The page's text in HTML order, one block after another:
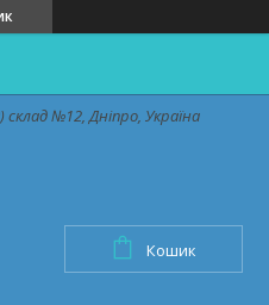
№12, Дніпро, Україна
Кошик